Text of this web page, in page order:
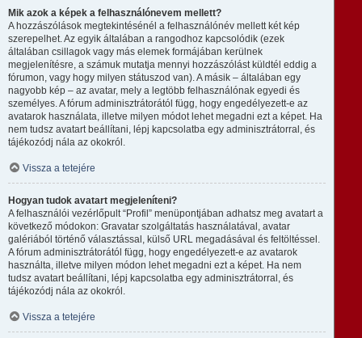
Mik azok a képek a felhasználónevem mellett?
A hozzászólások megtekintésénél a felhasználónév mellett két kép
szerepelhet. Az egyik általában a rangodhoz kapcsolódik (ezek
általában csillagok vagy más elemek formájában kerülnek
megjelenítésre, a számuk mutatja mennyi hozzászólást küldtél eddig a
fórumon, vagy hogy milyen státuszod van). A másik – általában egy
nagyobb kép – az avatar, mely a legtöbb felhasználónak egyedi és
személyes. A fórum adminisztrátorától függ, hogy engedélyezett-e az
avatarok használata, illetve milyen módot lehet megadni ezt a képet. Ha
nem tudsz avatart beállítani, lépj kapcsolatba egy adminisztrátorral, és
tájékozódj nála az okokról.
Vissza a tetejére
Hogyan tudok avatart megjeleníteni?
A felhasználói vezérlőpult “Profil” menüpontjában adhatsz meg avatart a
következő módokon: Gravatar szolgáltatás használatával, avatar
galériából történő választással, külső URL megadásával és feltöltéssel.
A fórum adminisztrátorától függ, hogy engedélyezett-e az avatarok
használta, illetve milyen módon lehet megadni ezt a képet. Ha nem
tudsz avatart beállítani, lépj kapcsolatba egy adminisztrátorral, és
tájékozódj nála az okokról.
Vissza a tetejére